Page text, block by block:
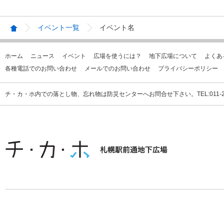
イベント一覧 イベント名
ホーム ニュース イベント 広場を使うには？ 地下広場について
よく
各種電話でのお問い合わせ
メールでのお問い合わせ プライバシーポリシー
チ・カ・ホ内での落とし物、忘れ物は防災センターへお問合せ下さい。